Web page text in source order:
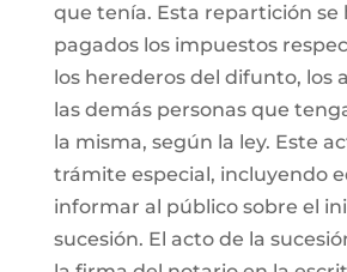
que tenía. Esta repartición se
pagados los impuestos
los herederos del difunto, los
las demás personas que
la misma, según la ley. Este
trámite especial, incluyendo
informar al público sobre el
sucesión. El acto de la